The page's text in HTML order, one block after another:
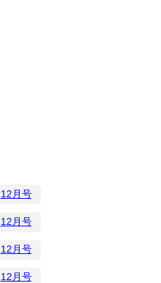
12月号
12月号
12月号
12月号